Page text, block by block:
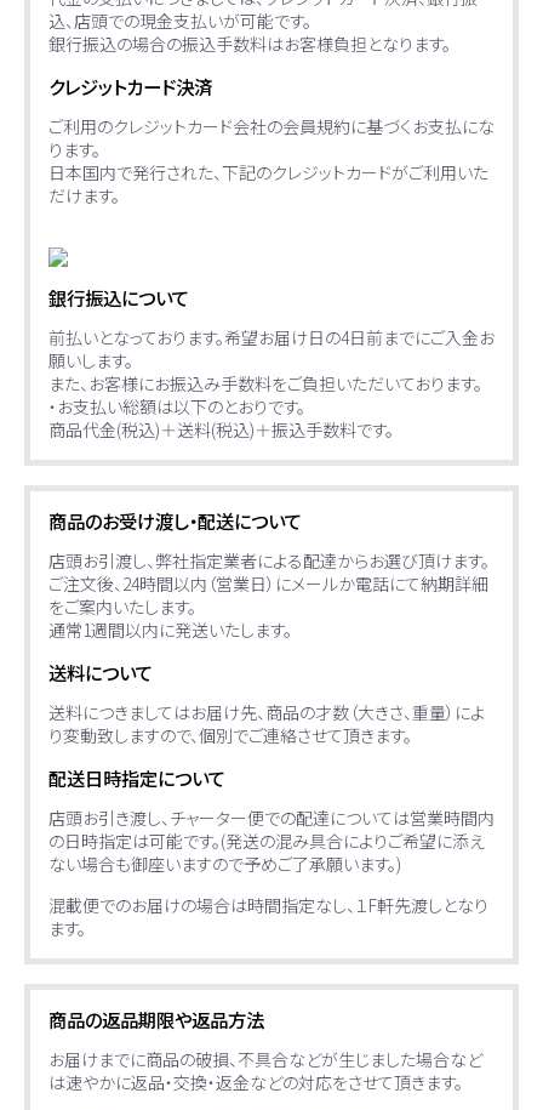
込、店頭での現金支払いが可能です。
銀行振込の場合の振込手数料はお客様負担となります。
クレジットカード決済
ご利用のクレジットカード会社の会員規約に基づくお支払にな
ります。
日本国内で発行された、下記のクレジットカードがご利用いた
だけます。
銀行振込について
前払いとなっております。希望お届け日の4日前までにご入金お
願いします。
また、お客様にお振込み手数料をご負担いただいております。
・お支払い総額は以下のとおりです。
商品代金(税込)＋送料(税込)＋振込手数料です。
商品のお受け渡し・配送について
店頭お引渡し、弊社指定業者による配達からお選び頂けます。
ご注文後、24時間以内（営業日）にメールか電話にて納期詳細
をご案内いたします。
通常1週間以内に発送いたします。
送料について
送料につきましてはお届け先、商品の才数（大きさ、重量）によ
り変動致しますので、個別でご連絡させて頂きます。
配送日時指定について
店頭お引き渡し、チャーター便での配達については営業時間内
の日時指定は可能です。(発送の混み具合によりご希望に添え
ない場合も御座いますので予めご了承願います。)
混載便でのお届けの場合は時間指定なし、１F軒先渡しとなり
ます。
商品の返品期限や返品方法
お届けまでに商品の破損、不具合などが生じました場合など
は速やかに返品・交換・返金などの対応をさせて頂きます。